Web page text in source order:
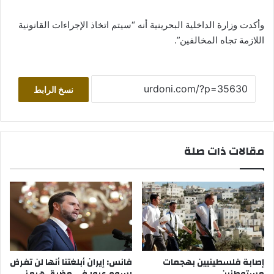
وأكدت وزارة الداخلية البحرينية أنه “سيتم اتخاذ الإجراءات القانونية
اللازمة تجاه المخالفين”.
نسخ الرابط
مقالات ذات صلة
إصابة فلسطينيين بهجمات فانس: إيران أبلغتنا أنها لن تفرض